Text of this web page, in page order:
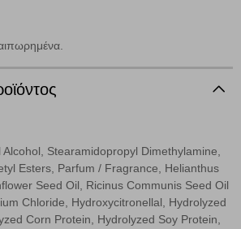
Stearamidopropyl Dimethylamine,
Esters, Parfum / Fragrance, Helianthus
Seed Oil, Ricinus Communis Seed Oil
Chloride, Hydroxycitronellal, Hydrolyzed
Corn Protein, Hydrolyzed Soy Protein,
σχετικά. Ωστόσο θα πρέπει να
εμπειρία της περιήγησής σας ή/και της